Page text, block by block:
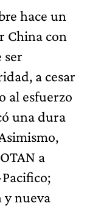
hace un
China con
ser
a cesar
al esfuerzo
una dura
a
y nueva